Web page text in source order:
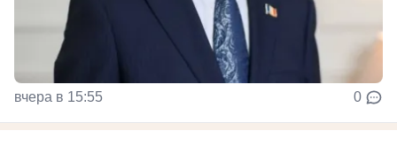
вчера в 15:55 0